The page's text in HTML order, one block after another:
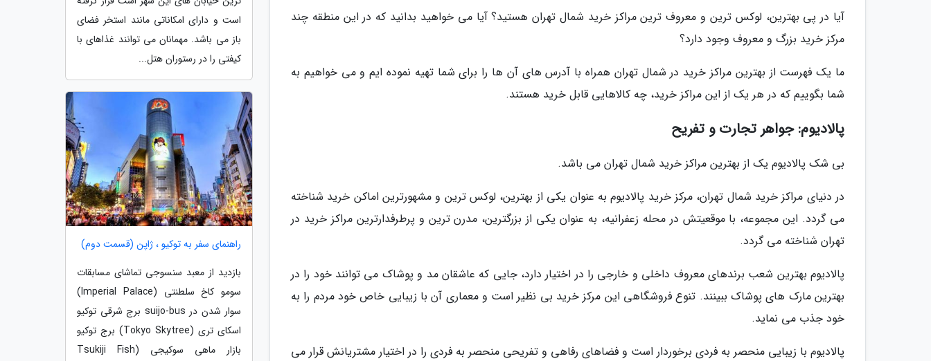
آیا در پی بهترین، لوکس ترین و معروف ترین مراکز خرید شمال تهران هستید؟ آیا می خواهید بدانید که در این منطقه چند
مرکز خرید بزرگ و معروف وجود دارد؟
ما یک فهرست از بهترین مراکز خرید در شمال تهران همراه با آدرس های آن ها را برای شما تهیه نموده ایم و می خواهیم به
شما بگوییم که در هر یک از این مراکز خرید، چه کالاهایی قابل خرید هستند.
پالادیوم: جواهر تجارت و تفریح
بی شک پالادیوم یک از بهترین مراکز خرید شمال تهران می باشد.
در دنیای مراکز خرید شمال تهران، مرکز خرید پالادیوم به عنوان یکی از بهترین، لوکس ترین و مشهورترین اماکن خرید شناخته
می گردد. این مجموعه، با موقعیتش در محله زعفرانیه، به عنوان یکی از بزرگترین، مدرن ترین و پرطرفدارترین مراکز خرید در
تهران شناخته می گردد.
پالادیوم بهترین شعب برندهای معروف داخلی و خارجی را در اختیار دارد، جایی که عاشقان مد و پوشاک می توانند خود را در
بهترین مارک های پوشاک ببینند. تنوع فروشگاهی این مرکز خرید بی نظیر است و معماری آن با زیبایی خاص خود مردم را به
خود جذب می نماید.
پالادیوم با زیبایی منحصر به فردی برخوردار است و فضاهای رفاهی و تفریحی منحصر به فردی را در اختیار مشتریانش قرار می
است و دارای امکاناتی مانند استخر فضای
باز می باشد. مهمانان می توانند غذاهای با
کیفتی را در رستوران هتل...
راهنمای سفر به توکیو ، ژاپن (قسمت دوم)
بازدید از معبد سنسوجی تماشای مسابقات
سومو کاخ سلطنتی (Imperial Palace)
سوار شدن در suijo-bus برج شرقی توکیو
اسکای تری (Tokyo Skytree) برج توکیو
بازار ماهی سوکیجی (Tsukiji Fish